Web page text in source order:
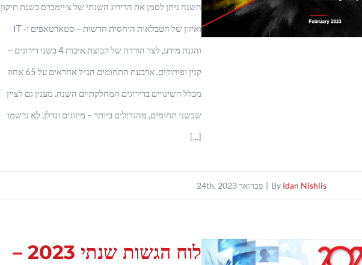
השנה ניתן לסמן את הדירוג השנתי של צ׳יימברס כשנת תיקון
ואיזון של הטבלאות היחסית חדשות – סטארטאפים ו- IT
והגנת מידע, לצד הורדה של קבוצת איכות 4 בשני דירוגים –
קנין ופירוקים. ארבעת התחומים הנ״ל אחראים על 65 אחוז
מכלל השינויים בדירוגים המחלקתיים השנה. מענין גם לציין
שבשני תחומים, מהגדולים ביותר – מיזוגים ונדלן, לא נרשמו
[...]
By Idan Nishlis
| פברואר 24th, 2023
לוח הגשות שנתי 2023 –